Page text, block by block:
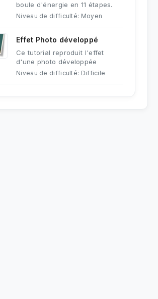
boule d'énergie en 11 étapes.
Niveau de difficulté: Moyen
Effet Photo développé
Ce tutorial reproduit l'effet
d'une photo développée
Niveau de difficulté: Difficile